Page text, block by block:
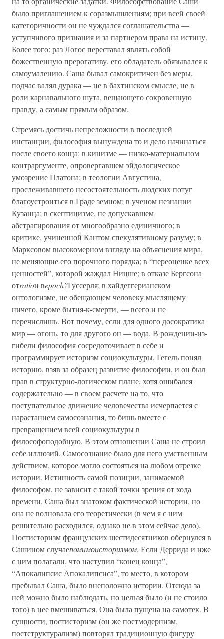
было приглашением к соразмышлениям; при всей своей
категоричности он не чуждался соглашательства —
уступчивого признания и за партнером права на истину.
Более того: раз Логос переставал являть собой
божественную прерогативу, его обладатель обязывался к
самоумалению. Саша бывал самокритичен без меры,
подчас валял дурака — не в бахтинском смысле, не в
роли карнавального шута, вещающего сокровенную
правду, а самым прямым образом.
Стремясь достичь непреложности в последней
инстанции, философия вынуждена то и дело начинаться
после своего конца: в кинизме — низко-материальном
контраргументе, опровергавшем эйдологическое
умозрение Платона; в теологии Августина,
прослеживавшего несостоятельность людских потуг
благоустроиться в Граде земном; в ученом незнании
Кузанца; в скептицизме, не допускавшем
абстрагирования от многообразно единичного; в
критике, учиненной Кантом спекулятивному разуму; в
Марксовом высокомерном взгляде на объяснения мира,
не меняющие его порочного порядка; в “переоценке всех
ценностей”, которой жаждал Ницше; в отказе Бергсона
отratioи вepoch?Гуссерля; в хайдеггерианском
онтологизме, не обещающем человеку мыслящему
ничего, кроме бытия-к-смерти, — всего и не
перечислишь. Вот почему, если для одного досократика
мир — огонь, то для другого он — вода. В рождении-из-
гибели философия сосредоточивает в себе и
программирует историзм социокультуры. Гегель понял
историю, взяв за образец развитие философии, и он был
прав в структурно-логическом плане, хотя ошибался
содержательно — в своем расчете на то, что
поступательное движение человечества исчерпается с
нарастанием самосознания, то бишь вместе с
превращением всей социокультуры в
философоподобную. В этом отношении Саша не строил
себе иллюзий. Самосознание было для него умственным
действием, которое могло состояться на любом отрезке
истории. Истинность самой позиции, занимаемой
философом, не зависит с такой точки зрения от хода
времени. Саша был знатоком фактической истории, но
она не волновала его теоретически (в чем я с ним
решительно расходился, однако не в этом сейчас дело).
Постисторизм французских шестидесятников обернулся в
Сашином случаепомимоисторизмом. Если Деррида и иже
с ним полагали, что наступил “конец конца”,
“Апокалипсис Апокалипсиса”, то место, в котором
пребывал Саша, было внеположно истории. Отсюда за
ней можно было наблюдать, но нельзя было (и не стоило
того) в нее вмешиваться. Она была пущена на самотек. В
сущности, постисторизм (он же постмодернизм,
постструктурализм) повторял традиционную фигуру